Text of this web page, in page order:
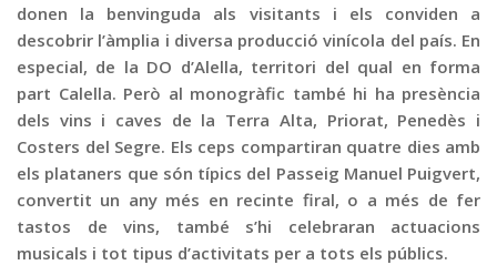
donen la benvinguda als visitants i els conviden a
descobrir l’àmplia i diversa producció vinícola del país. En
especial, de la DO d’Alella, territori del qual en forma
part Calella. Però al monogràfic també hi ha presència
dels vins i caves de la Terra Alta, Priorat, Penedès i
Costers del Segre. Els ceps compartiran quatre dies amb
els plataners que són típics del Passeig Manuel Puigvert,
convertit un any més en recinte firal, o a més de fer
tastos de vins, també s’hi celebraran actuacions
musicals i tot tipus d’activitats per a tots els públics.